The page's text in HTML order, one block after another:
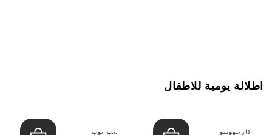
اطلالة يومية للاطفال
كارينهوسو تيب توب